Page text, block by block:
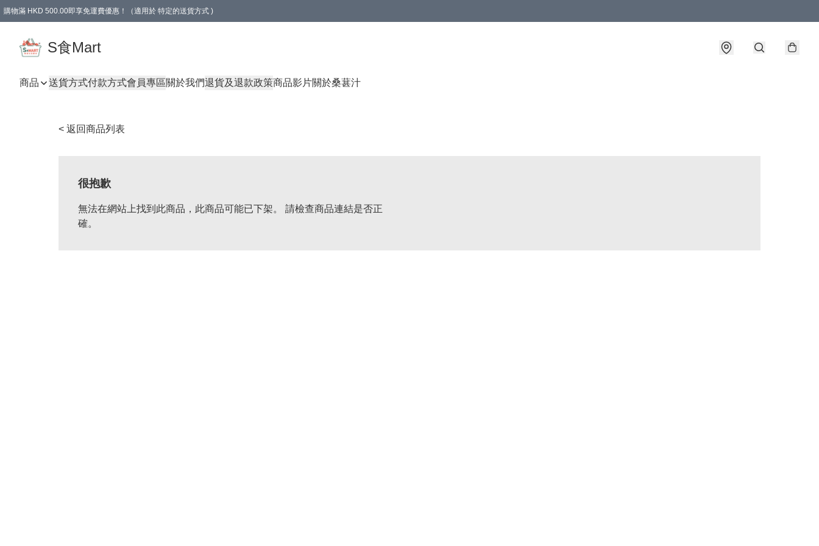
購物滿 HKD 500.00即享免運費優惠！（適用於 特定的送貨方式 )
S食Mart
商品 送貨方式付款方式會員專區關於我們退貨及退款政策商品影片關於桑葚汁
< 返回商品列表
很抱歉
無法在網站上找到此商品，此商品可能已下架。 請檢查商品連結是否正
確。